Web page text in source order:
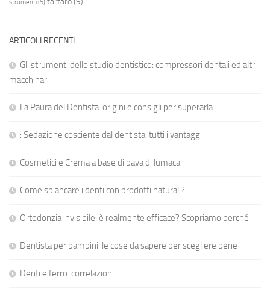
strumenti(5)
ARTICOLI RECENTI
Gli strumenti dello studio dentistico: compressori dentali ed altri
macchinari
La Paura del Dentista: origini e consigli per superarla
: Sedazione cosciente dal dentista: tutti i vantaggi
Cosmetici e Crema a base di bava di lumaca
Come sbiancare i denti con prodotti naturali?
Ortodonzia invisibile: è realmente efficace? Scopriamo perché
Dentista per bambini: le cose da sapere per scegliere bene
Denti e ferro: correlazioni